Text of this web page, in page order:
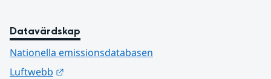
Datavärdskap
Nationella emissionsdatabasen
Luftwebb